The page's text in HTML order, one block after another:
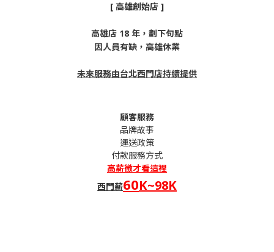
[ 高雄創始店 ]
高雄店 18 年，劃下句點
因人員有缺，高雄休業
未來服務由台北西門店持續提供
顧客服務
品牌故事
運送政策
付款服務方式
高薪徵才看這裡
西門薪60K~98K